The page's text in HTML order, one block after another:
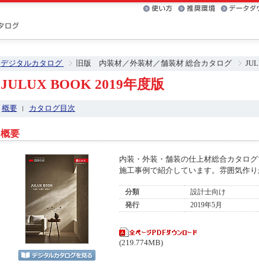
デジタルカタログ 旧版 内装材／外装材／舗装材 総合カタログ
JULUX BOOK 2019年度版
概要 カタログ目次
概要
内装・外装・舗装の仕上材総合カタロ
施工事例で紹介しています。雰囲気作
分類
設計士向け
発行
2019年5月
(219.774MB)